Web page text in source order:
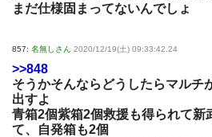
まだ仕様固まってないんでしょ
857: 名無しさん 2020/12/19(土) 09:33:42.24
>>848
そうかそんならどうしたらマルチ
出すよ
青箱2個紫箱2個救援も得られて新
て、自発箱も2個